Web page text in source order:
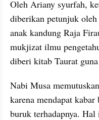
Oleh Ariany syurfah,
diberikan petunjuk
anak kandung Raja
mukjizat ilmu
diberi kitab Taurat
Nabi Musa
karena mendapat
buruk terhadapnya.